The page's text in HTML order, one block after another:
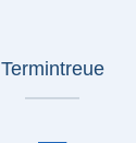
Termintreue